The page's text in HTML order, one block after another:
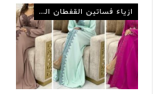
ازياء فساتين القفطان المغربي